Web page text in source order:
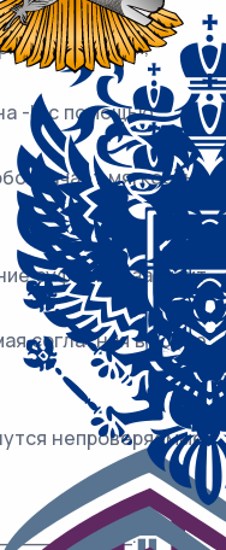
-Н с помощью
мягкость
суффикса зависит
согласная в корне
непроверяемые